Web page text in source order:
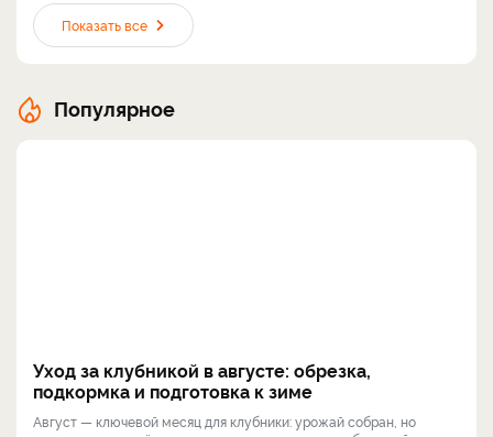
Показать все
Популярное
Уход за клубникой в августе: обрезка,
подкормка и подготовка к зиме
Август — ключевой месяц для клубники: урожай собран, но